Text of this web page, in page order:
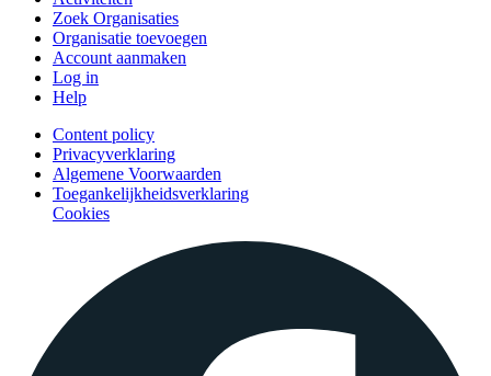
Zoek Organisaties
Organisatie toevoegen
Account aanmaken
Log in
Help
Content policy
Privacyverklaring
Algemene Voorwaarden
Toegankelijkheidsverklaring
Cookies